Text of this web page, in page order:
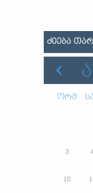
ᲫᲘᲔᲑᲐ
ორშ
3
10